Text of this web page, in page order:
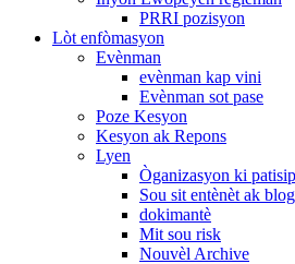
PRRI pozisyon
Lòt enfòmasyon
Evènman
evènman kap vini
Evènman sot pase
Poze Kesyon
Kesyon ak Repons
Lyen
Òganizasyon ki
Sou sit entènèt ak
dokimantè
Mit sou risk
Nouvèl Archive